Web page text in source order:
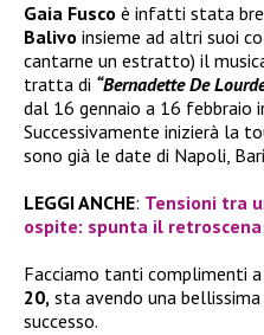
Gaia Fusco è infatti stata
Balivo insieme ad altri suoi
cantarne un estratto) il
tratta di “Bernadette De
dal 16 gennaio a 16 febbraio
Successivamente inizierà la
sono già le date di Napoli,
LEGGI ANCHE: Tensioni tra
ospite: spunta il retroscena
Facciamo tanti complimenti a
20, sta avendo una
successo.